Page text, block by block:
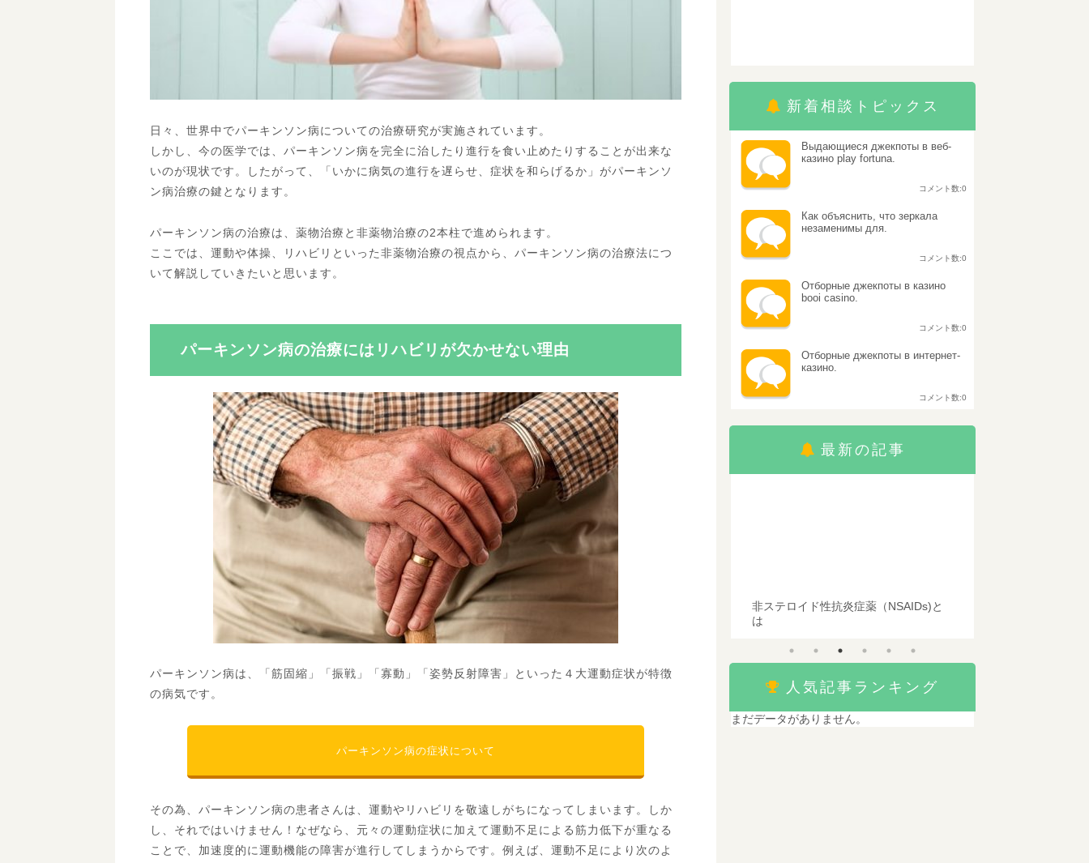
日々、世界中でパーキンソン病についての治療研究が実施されています。
しかし、今の医学では、パーキンソン病を完全に治したり進行を食い止めたりすることが出来な
いのが現状です。したがって、「いかに病気の進行を遅らせ、症状を和らげるか」がパーキンソ
ン病治療の鍵となります。
パーキンソン病の治療は、薬物治療と非薬物治療の2本柱で進められます。
ここでは、運動や体操、リハビリといった非薬物治療の視点から、パーキンソン病の治療法につ
いて解説していきたいと思います。
パーキンソン病の治療にはリハビリが欠かせない理由
パーキンソン病は、「筋固縮」「振戦」「寡動」「姿勢反射障害」といった４大運動症状が特徴
の病気です。
パーキンソン病の症状について
その為、パーキンソン病の患者さんは、運動やリハビリを敬遠しがちになってしまいます。しか
し、それではいけません！なぜなら、元々の運動症状に加えて運動不足による筋力低下が重なる
ことで、加速度的に運動機能の障害が進行してしまうからです。例えば、運動不足により次のよ
新着相談トピックス
Выдающиеся джекпоты в веб-
казино play fortuna.
コメント数:0
Как объяснить, что зеркала
незаменимы для.
コメント数:0
Отборные джекпоты в казино
booi casino.
コメント数:0
Отборные джекпоты в интернет-
казино.
コメント数:0
最新の記事
関節リウマチの薬物療法
ステロイド薬とは
非ステロイド性抗炎症薬（NSAIDs)と
は
人気記事ランキング
まだデータがありません。